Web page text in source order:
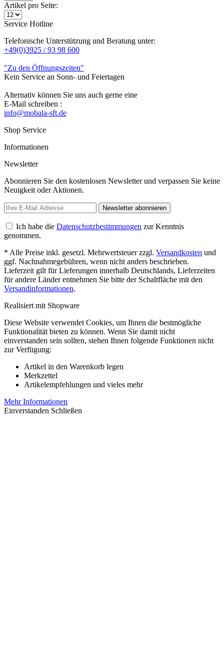
Artikel pro Seite:
Service Hotline
Telefonische Unterstützung und Beratung unter:
+49(0)3925 / 93 98 600
"Zu den Öffnungszeiten"
Kein Service an Sonn- und Feiertagen
Alternativ können Sie uns auch gerne eine
E-Mail schreiben :
info@mobala-sft.de
Shop Service
Informationen
Newsletter
Abonnieren Sie den kostenlosen Newsletter und verpassen Sie keine
Neuigkeit oder Aktionen.
Newsletter abonnieren
Ich habe die Datenschutzbestimmungen zur Kenntnis
genommen.
* Alle Preise inkl. gesetzl. Mehrwertsteuer zzgl. Versandkosten und
ggf. Nachnahmegebühren, wenn nicht anders beschrieben.
Lieferzeit gilt für Lieferungen innerhalb Deutschlands, Lieferzeiten
für andere Länder entnehmen Sie bitte der Schaltfläche mit den
Versandinformationen.
Realisiert mit Shopware
Diese Website verwendet Cookies, um Ihnen die bestmögliche
Funktionalität bieten zu können. Wenn Sie damit nicht
einverstanden sein sollten, stehen Ihnen folgende Funktionen nicht
zur Verfügung:
Artikel in den Warenkorb legen
Merkzettel
Artikelempfehlungen und vieles mehr
Mehr Informationen
Einverstanden Schließen